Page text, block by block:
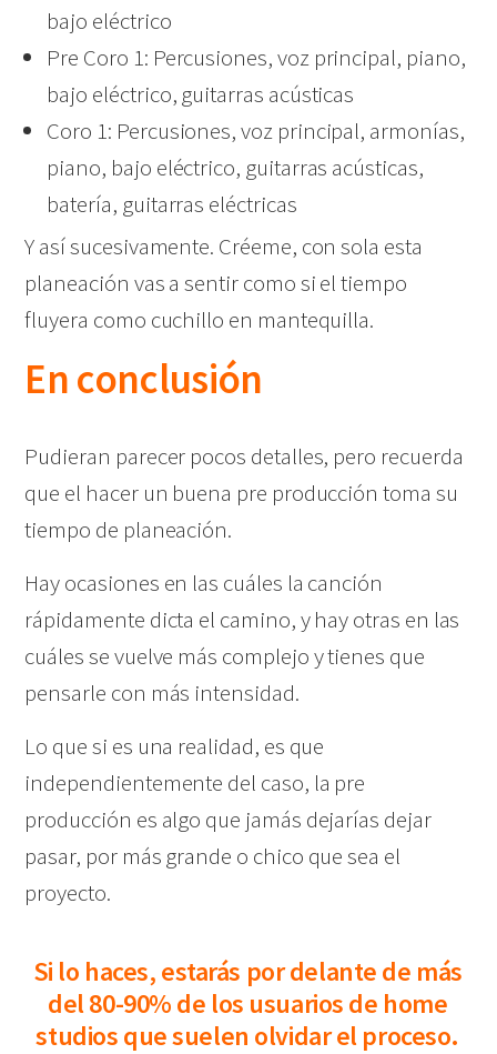
bajo eléctrico
Pre Coro 1: Percusiones, voz principal, piano,
bajo eléctrico, guitarras acústicas
Coro 1: Percusiones, voz principal, armonías,
piano, bajo eléctrico, guitarras acústicas,
batería, guitarras eléctricas
Y así sucesivamente. Créeme, con sola esta
planeación vas a sentir como si el tiempo
fluyera como cuchillo en mantequilla.
En conclusión
Pudieran parecer pocos detalles, pero recuerda
que el hacer un buena pre producción toma su
tiempo de planeación.
Hay ocasiones en las cuáles la canción
rápidamente dicta el camino, y hay otras en las
cuáles se vuelve más complejo y tienes que
pensarle con más intensidad.
Lo que si es una realidad, es que
independientemente del caso, la pre
producción es algo que jamás dejarías dejar
pasar, por más grande o chico que sea el
proyecto.
Si lo haces, estarás por delante de más
del 80-90% de los usuarios de home
studios que suelen olvidar el proceso.